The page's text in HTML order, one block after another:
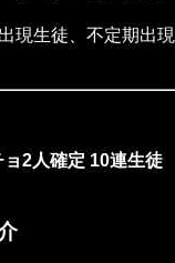
現生徒、不定期出現
2人確定 10連生徒